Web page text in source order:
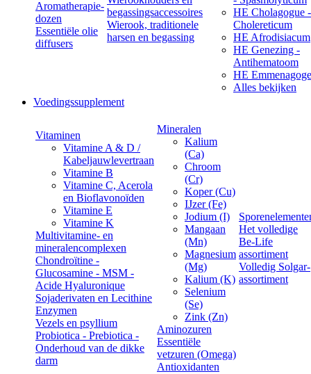
Aromatherapie-
dozen
Essentiële olie
diffusers
begassingsaccessoires
Wierook, traditionele
harsen en begassing
HE Cholagogue -
Cholereticum
HE Afrodisiacum
HE Genezing -
Antihematoom
HE Emmenagoge
Alles bekijken
Voedingssupplement
Vitaminen
Vitamine A & D /
Kabeljauwlevertraan
Vitamine B
Vitamine C, Acerola
en Bioflavonoïden
Vitamine E
Vitamine K
Multivitamine- en
mineralencomplexen
Chondroïtine -
Glucosamine - MSM -
Acide Hyaluronique
Sojaderivaten en Lecithine
Enzymen
Vezels en psyllium
Probiotica - Prebiotica -
Onderhoud van de dikke
darm
Mineralen
Kalium
(Ca)
Chroom
(Cr)
Koper (Cu)
IJzer (Fe)
Jodium (I)
Mangaan
(Mn)
Magnesium
(Mg)
Kalium (K)
Selenium
(Se)
Zink (Zn)
Aminozuren
Essentiële
vetzuren (Omega)
Antioxidanten
Het volledige
Be-Life
assortiment
Volledig Solgar-
assortiment